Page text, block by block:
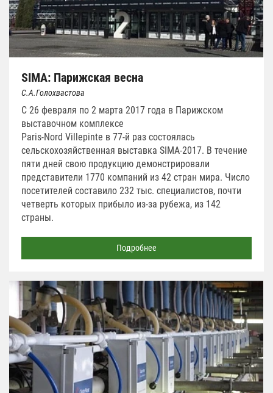
SIMA: Парижская весна
С.А.Голохвастова
С 26 февраля по 2 марта 2017 года в Парижском
выставочном комплексе
Paris-Nord Villepinte в 77-й раз состоялась
сельскохозяйственная выставка SIMA-2017. В течение
пяти дней свою продукцию демонстрировали
представители 1770 компаний из 42 стран мира. Число
посетителей составило 232 тыс. специалистов, почти
четверть которых прибыло из-за рубежа, из 142
страны.
Подробнее